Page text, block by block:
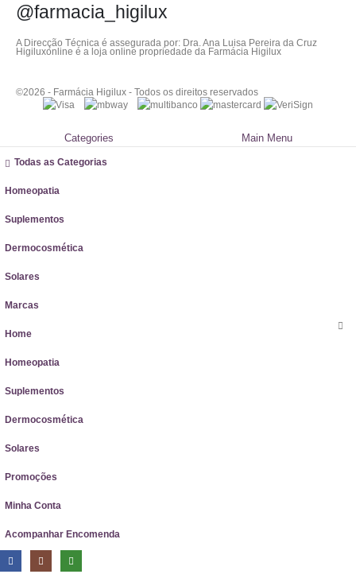
@farmacia_higilux
A Direcção Técnica é assegurada por: Dra. Ana Luisa Pereira da Cruz
Higiluxonline é a loja online propriedade da Farmácia Higilux
©2026 - Farmácia Higilux - Todos os direitos reservados
Categories Main Menu
Todas as Categorias
Homeopatia
Suplementos
Dermocosmética
Solares
Marcas
Home
Homeopatia
Suplementos
Dermocosmética
Solares
Promoções
Minha Conta
Acompanhar Encomenda